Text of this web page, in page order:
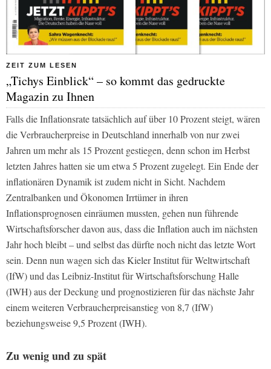
ZEIT ZUM LESEN
„Tichys Einblick“ – so kommt das gedruckte
Magazin zu Ihnen
Falls die Inflationsrate tatsächlich auf über 10 Prozent steigt, wären
die Verbraucherpreise in Deutschland innerhalb von nur zwei
Jahren um mehr als 15 Prozent gestiegen, denn schon im Herbst
letzten Jahres hatten sie um etwa 5 Prozent zugelegt. Ein Ende der
inflationären Dynamik ist zudem nicht in Sicht. Nachdem
Zentralbanken und Ökonomen Irrtümer in ihren
Inflationsprognosen einräumen mussten, gehen nun führende
Wirtschaftsforscher davon aus, dass die Inflation auch im nächsten
Jahr hoch bleibt – und selbst das dürfte noch nicht das letzte Wort
sein. Denn nun wagen sich das Kieler Institut für Weltwirtschaft
(IfW) und das Leibniz-Institut für Wirtschaftsforschung Halle
(IWH) aus der Deckung und prognostizieren für das nächste Jahr
einem weiteren Verbraucherpreisanstieg von 8,7 (IfW)
beziehungsweise 9,5 Prozent (IWH).
Zu wenig und zu spät